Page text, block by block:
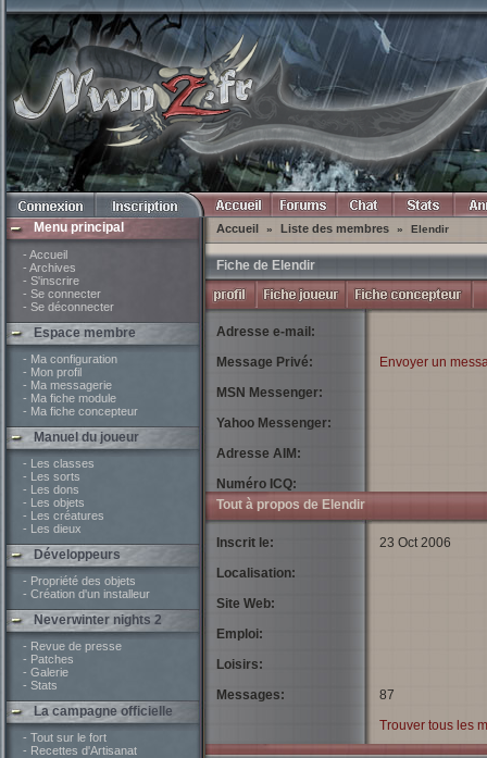
Menu principal
- Accueil
- Archives
- S'inscrire
- Se connecter
- Se déconnecter
Espace membre
- Ma configuration
- Mon profil
- Ma messagerie
- Ma fiche module
- Ma fiche concepteur
Manuel du joueur
- Les classes
- Les sorts
- Les dons
- Les objets
- Les créatures
- Les dieux
Développeurs
- Propriété des objets
- Création d'un installeur
Neverwinter nights 2
- Revue de presse
- Patches
- Galerie
- Stats
La campagne officielle
- Tout sur le fort
- Recettes d'Artisanat
Accueil » Liste des membres » Elendir
Fiche de Elendir
Adresse e-mail:
Message Privé:
MSN Messenger:
Yahoo Messenger:
Adresse AIM:
Numéro ICQ:
Envoyer un
Tout à propos de Elendir
Inscrit le:
Localisation:
Site Web:
Emploi:
Loisirs:
Messages:
23 Oct 2006
87
Trouver tous les